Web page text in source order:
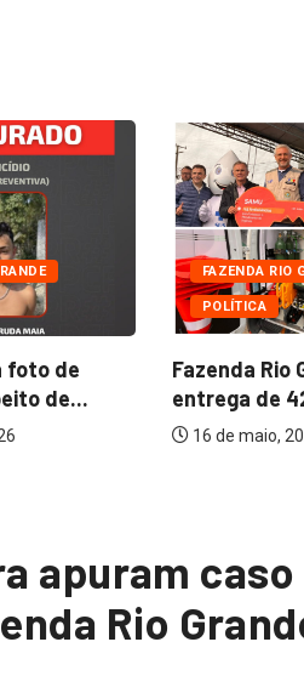
de
de...
FAZENDA RIO
POLÍTICA
Fazenda Rio
entrega de
16 de maio,
apuram caso
Rio